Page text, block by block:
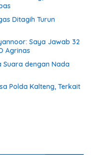
Ditagih Turun
Saya Jawab 32
Agrinas
Suara dengan Nada
Polda Kalteng, Terkait